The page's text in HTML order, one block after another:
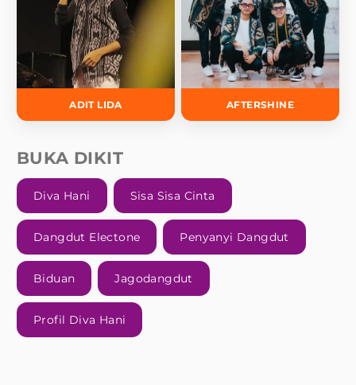
ADIT LIDA AFTERSHINE
BUKA DIKIT
Diva Hani Sisa Sisa Cinta
Dangdut Electone Penyanyi Dangdut
Biduan Jagodangdut
Profil Diva Hani